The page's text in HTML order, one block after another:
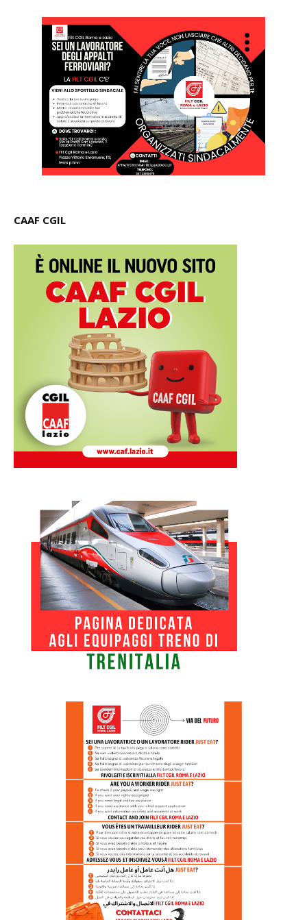
CAAF CGIL